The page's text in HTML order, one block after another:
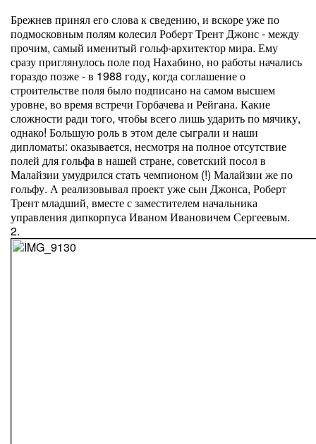
Брежнев принял его слова к сведению, и вскоре уже по
подмосковным полям колесил Роберт Трент Джонс - между
прочим, самый именитый гольф-архитектор мира. Ему
сразу приглянулось поле под Нахабино, но работы начались
гораздо позже - в 1988 году, когда соглашение о
строительстве поля было подписано на самом высшем
уровне, во время встречи Горбачева и Рейгана. Какие
сложности ради того, чтобы всего лишь ударить по мячику,
однако! Большую роль в этом деле сыграли и наши
дипломаты: оказывается, несмотря на полное отсутствие
полей для гольфа в нашей стране, советский посол в
Малайзии умудрился стать чемпионом (!) Малайзии же по
гольфу. А реализовывал проект уже сын Джонса, Роберт
Трент младший, вместе с заместителем начальника
управления дипкорпуса Иваном Ивановичем Сергеевым.
2.